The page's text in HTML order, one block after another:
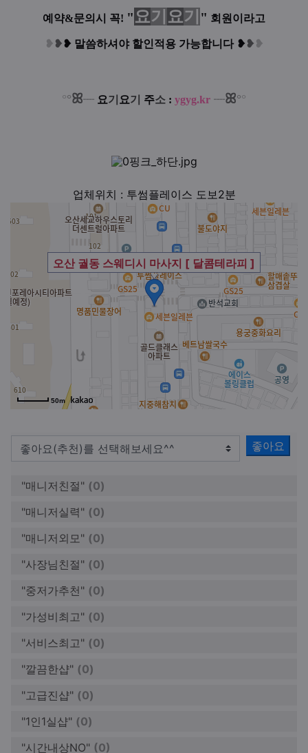
예약&문의시 꼭! "요기 요기 " 회원이라고
❥ ❥❥ 말씀하셔야 할인적용 가능합니다 ❥❥ ❥
°°ꕤ┈ 요기 요기 주소 : ygyg.kr ┈ꕤ°°
업체위치 : 투썸플레이스 도보2분
오산 궐동 스웨디시 마사지 [ 달콤테라피 ]
50m
좋아요
"매니저친절" (0)
"매니저실력" (0)
"매니저외모" (0)
"사장님친절" (0)
"중저가추천" (0)
"가성비최고" (0)
"서비스최고" (0)
"깔끔한샵" (0)
"고급진샵" (0)
"1인1실샵" (0)
"시간내상NO" (0)